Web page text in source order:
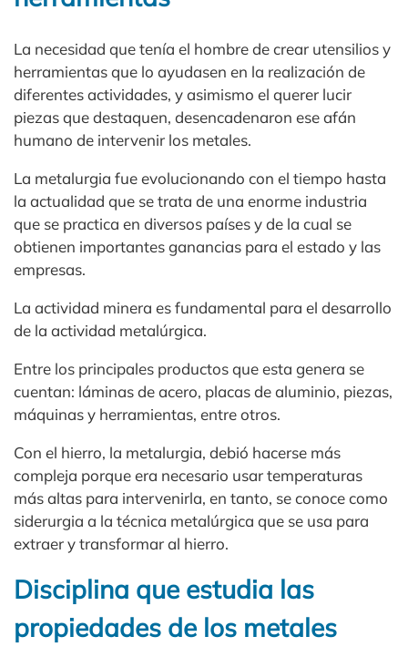
La necesidad que tenía el hombre de crear utensilios y
herramientas que lo ayudasen en la realización de
diferentes actividades, y asimismo el querer lucir
piezas que destaquen, desencadenaron ese afán
humano de intervenir los metales.
La metalurgia fue evolucionando con el tiempo hasta
la actualidad que se trata de una enorme industria
que se practica en diversos países y de la cual se
obtienen importantes ganancias para el estado y las
empresas.
La actividad minera es fundamental para el desarrollo
de la actividad metalúrgica.
Entre los principales productos que esta genera se
cuentan: láminas de acero, placas de aluminio, piezas,
máquinas y herramientas, entre otros.
Con el hierro, la metalurgia, debió hacerse más
compleja porque era necesario usar temperaturas
más altas para intervenirla, en tanto, se conoce como
siderurgia a la técnica metalúrgica que se usa para
extraer y transformar al hierro.
Disciplina que estudia las
propiedades de los metales